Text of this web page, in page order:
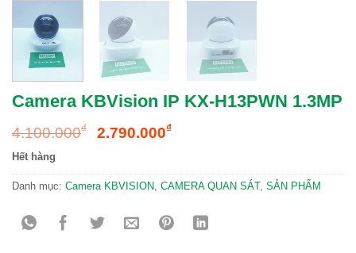
Camera KBVision IP KX-H13PWN 1.3MP
4.100.000₫
Giá
là:
4.100.000₫.
2.790.000₫Giá
tại
là:
Hết hàng
Danh mục: Camera KBVISION, CAMERA QUAN SÁT, SẢN PHẨM